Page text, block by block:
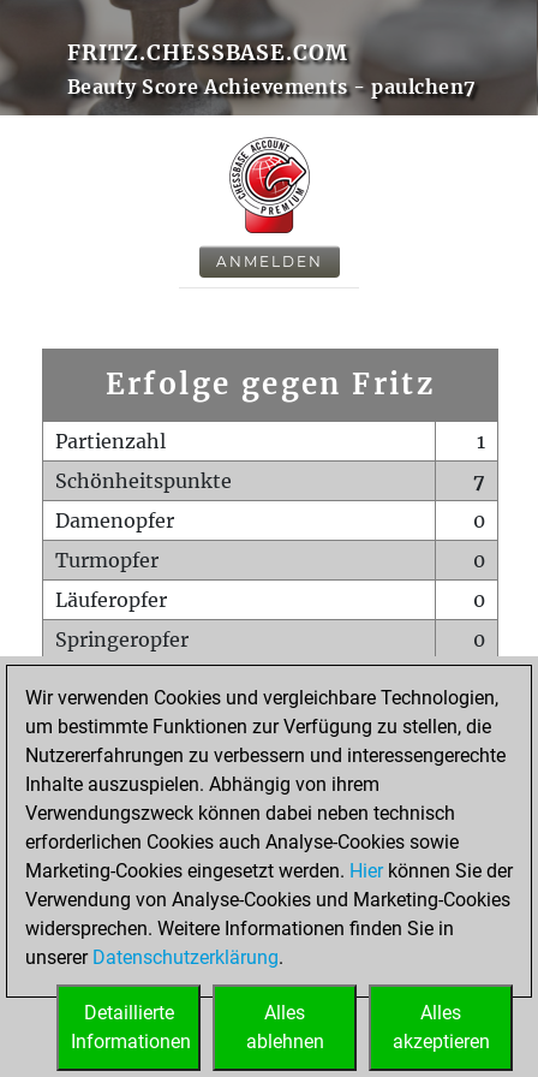
FRITZ.CHESSBASE.COM
Beauty Score Achievements - paulchen7
ANMELDEN
Erfolge gegen Fritz
Partienzahl
1
Schönheitspunkte
7
Damenopfer
0
Turmopfer
0
Läuferopfer
0
Springeropfer
0
Matt auf vollem Brett
0
Bauer setzt Matt
0
Erstickte Matts
Unterverwandlungen
Türme auf der siebten
0
STARTSEITE
Wir verwenden Cookies und vergleichbare Technologien,
um bestimmte Funktionen zur Verfügung zu stellen, die
Nutzererfahrungen zu verbessern und interessengerechte
Inhalte auszuspielen. Abhängig von ihrem
Verwendungszweck können dabei neben technisch
erforderlichen Cookies auch Analyse-Cookies sowie
Marketing-Cookies eingesetzt werden. Hierkönnen Sie der
Verwendung von Analyse-Cookies und Marketing-Cookies
widersprechen. Weitere Informationen finden Sie in
unserer Datenschutzerklärung.
Alles
akzeptieren
Alles
ablehnen
Detaillierte
Informationen